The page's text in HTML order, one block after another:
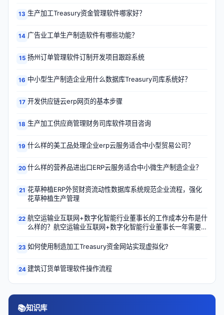
13 生产加工Treasury资金管理软件哪家好？
14 广告业工单生产制造软件有哪些功能？
15 扬州订单管理软件订制开发项目跟踪系统
16 中小型生产制造企业用什么数据库Treasury司库系统好？
17 开发供应链云erp网页的基本步骤
18 生产加工供应商管理财务司库软件项目咨询
19 什么样的美工品处理企业erp云服务适合中小型贸易公司？
20 什么样的营养品进出口ERP云服务适合中小微生产制造企业？
21 花草种植ERP外贸财资流动性数据库系统规范企业流程，强化
花草种植生产管理
22 航空运输业互联网+数字化智能行业董事长的工作成本分布是什
么样的？航空运输业互联网+数字化智能行业董事长一年需要多
23 如何使用制造加工Treasury资金网站实现虚拟化?
24 建筑订货单管理软件操作流程
📚知识库